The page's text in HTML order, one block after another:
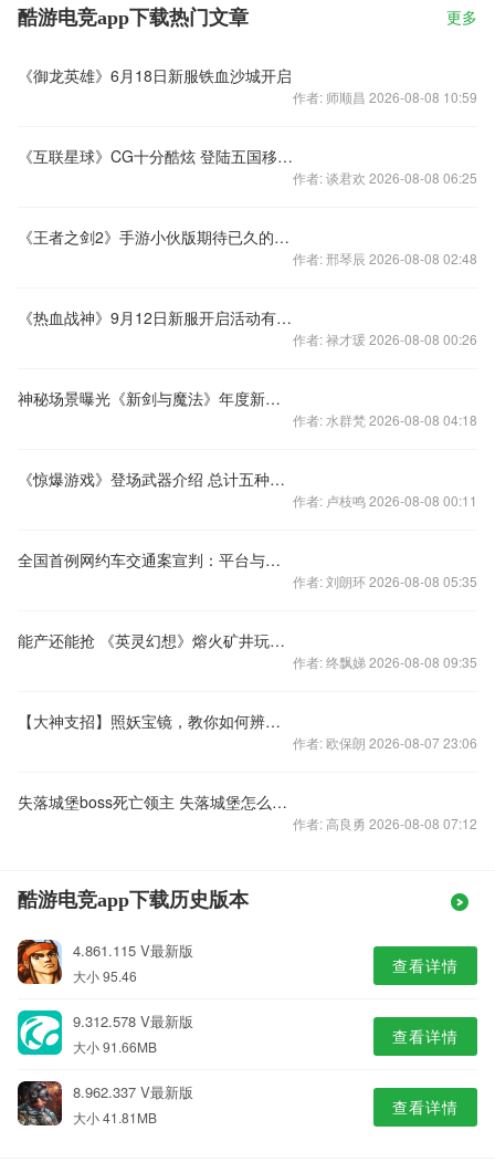
酷游电竞app下载热门文章 更多
《御龙英雄》6月18日新服铁血沙城开启
作者: 师顺昌 2026-08-08 10:59
《互联星球》CG十分酷炫 登陆五国移动市场
作者: 谈君欢 2026-08-08 06:25
《王者之剑2》手游小伙版期待已久的精灵伙伴终于正式上线啦
作者: 邢琴辰 2026-08-08 02:48
《热血战神》9月12日新服开启活动有好礼
作者: 禄才瑗 2026-08-08 00:26
神秘场景曝光《新剑与魔法》年度新版本大猜想
作者: 水群梵 2026-08-08 04:18
《惊爆游戏》登场武器介绍 总计五种效果强大
作者: 卢枝鸣 2026-08-08 00:11
全国首例网约车交通案宣判：平台与乘客各担责一半真的合理吗?
作者: 刘朗环 2026-08-08 05:35
能产还能抢 《英灵幻想》熔火矿井玩法解析
作者: 终飘娣 2026-08-08 09:35
【大神支招】照妖宝镜，教你如何辨认小学生
作者: 欧保朗 2026-08-07 23:06
失落城堡boss死亡领主 失落城堡怎么打最后boss
作者: 高良勇 2026-08-08 07:12
酷游电竞app下载历史版本
4.861.115 V最新版
大小 95.46 查看详情
9.312.578 V最新版
大小 91.66MB 查看详情
8.962.337 V最新版
大小 41.81MB 查看详情